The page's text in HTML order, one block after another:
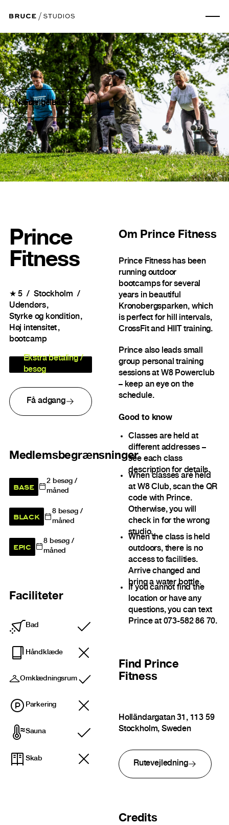
Forrige billede
Næste billede
Prince
Fitness
★5
Stockholm
Udendørs
Styrke og kondition
Høj intensitet
bootcamp
Ekstra betaling /
besøg
Få adgang
Medlemsbegrænsninger
BASE 2besøg /
måned
BLACK 8besøg /
måned
EPIC 8besøg /
måned
Faciliteter
Bad
Inkluderet
Håndklæde
Omklædningsrum
Inkluderet
Parkering
Sauna
Inkluderet
Skab
Om Prince Fitness
Prince Fitness has been
running outdoor
bootcamps for several
years in beautiful
Kronobergsparken, which
is perfect for hill intervals,
CrossFit and HIIT training.
Prince also leads small
group personal training
sessions at W8 Powerclub
– keep an eye on the
schedule.
Good to know
Classes are held at
different addresses –
see each class
description for details.
When classes are held
at W8 Club, scan the QR
code with Prince.
Otherwise, you will
check in for the wrong
studio.
When the class is held
outdoors, there is no
access to facilities.
Arrive changed and
bring a water bottle.
If you cannot find the
location or have any
questions, you can text
Prince at 073-582 86 70.
Find Prince
Fitness
Holländargatan 31, 113 59
Stockholm, Sweden
Rutevejledning
Credits